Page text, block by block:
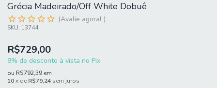
Grécia Madeirado/Off White Dobuê
Avalie agora!
SKU: 13744
R$729,00
8% de desconto à vista no Pix
ou R$792,39 em
10x de R$79,24 sem juros